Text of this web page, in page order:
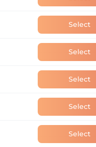
Select
Select
Select
Select
Select